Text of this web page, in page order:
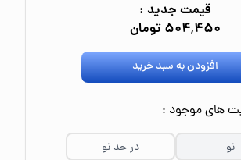
قیمت جدید :
۵۰۴٬۴۵۰ تومان
افزودن به سبد خرید
های موجود :
نو
در حد نو